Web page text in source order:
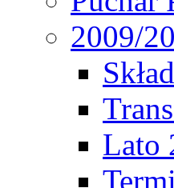
2009/
Skład
Lato